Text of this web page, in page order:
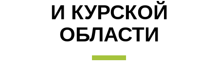
И КУРСКОЙ
ОБЛАСТИ